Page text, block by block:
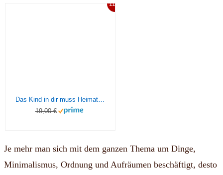
11%
Das Kind in dir muss Heimat finden: Der Schlüssel zur Lösung (fast) aller Probleme
19,00 €
Je mehr man sich mit dem ganzen Thema um Dinge,
Minimalismus, Ordnung und Aufräumen beschäftigt, desto